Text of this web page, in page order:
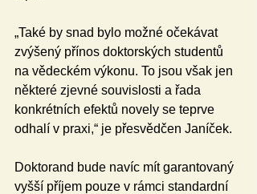
„Také by snad bylo možné očekávat
zvýšený přínos doktorských studentů
na vědeckém výkonu. To jsou však jen
některé zjevné souvislosti a řada
konkrétních efektů novely se teprve
odhalí v praxi,“ je přesvědčen Janíček.
Doktorand bude navíc mít garantovaný
vyšší příjem pouze v rámci standardní